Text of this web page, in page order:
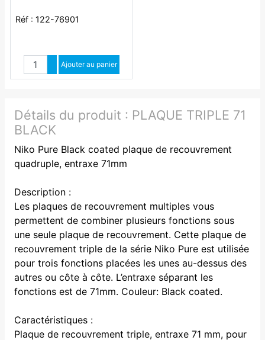
Réf : 122-76901
Quantité
Augmenter quantité
Diminuer quantité
Ajouter au panier
Détails du produit : PLAQUE TRIPLE 71
BLACK
Niko Pure Black coated plaque de recouvrement
quadruple, entraxe 71mm
Description :
Les plaques de recouvrement multiples vous
permettent de combiner plusieurs fonctions sous
une seule plaque de recouvrement. Cette plaque de
recouvrement triple de la série Niko Pure est utilisée
pour trois fonctions placées les unes au-dessus des
autres ou côte à côte. L’entraxe séparant les
fonctions est de 71mm. Couleur: Black coated.
Caractéristiques :
Plaque de recouvrement triple, entraxe 71 mm, pour